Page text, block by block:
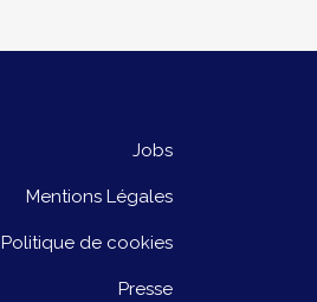
Jobs
Mentions Légales
Politique de cookies
Presse